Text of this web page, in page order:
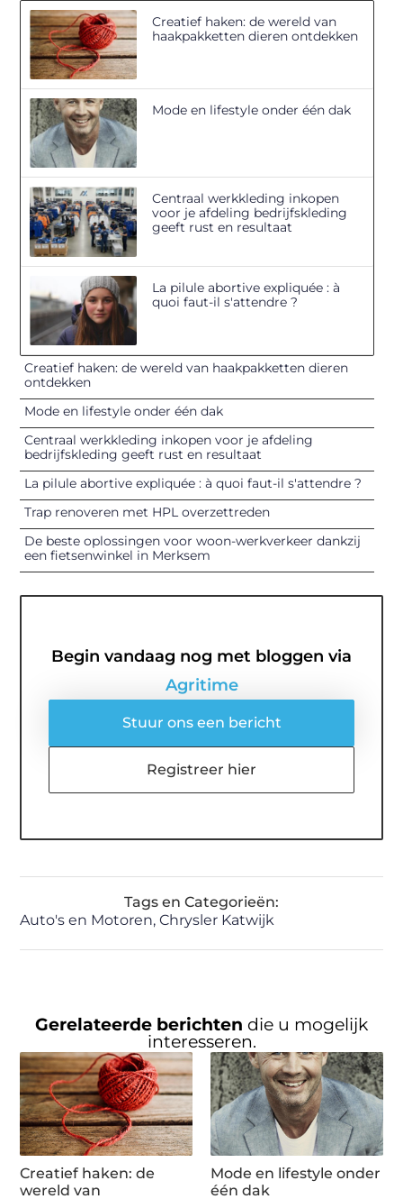
Creatief haken: de wereld van
haakpakketten dieren ontdekken
Mode en lifestyle onder één dak
Centraal werkkleding inkopen
voor je afdeling bedrijfskleding
geeft rust en resultaat
La pilule abortive expliquée : à
quoi faut-il s'attendre ?
Creatief haken: de wereld van haakpakketten dieren
ontdekken
Mode en lifestyle onder één dak
Centraal werkkleding inkopen voor je afdeling
bedrijfskleding geeft rust en resultaat
La pilule abortive expliquée : à quoi faut-il s'attendre ?
Trap renoveren met HPL overzettreden
De beste oplossingen voor woon-werkverkeer dankzij
een fietsenwinkel in Merksem
Begin vandaag nog met bloggen via
Agritime
Stuur ons een bericht
Registreer hier
Tags en Categorieën:
Auto's en Motoren,Chrysler Katwijk
Gerelateerde berichten die u mogelijk
interesseren.
Creatief haken: de
wereld van
Mode en lifestyle onder
één dak